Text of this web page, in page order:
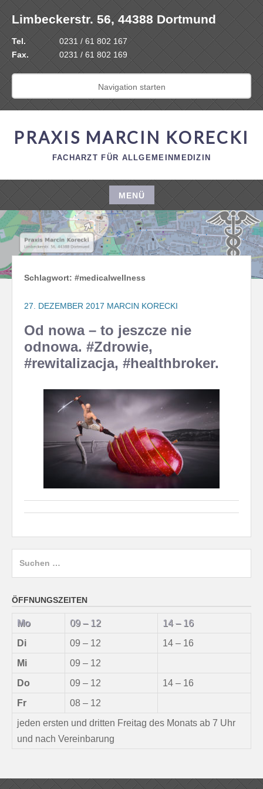
Zum
Inhalt
springen
Limbeckerstr. 56, 44388 Dortmund
Tel.
0231 / 61 802 167
Fax.
0231 / 61 802 169
Navigation starten
PRAXIS MARCIN KORECKI
FACHARZT FÜR ALLGEMEINMEDIZIN
MENÜ
Zum
Inhalt
springen
Schlagwort: #medicalwellness
27. DEZEMBER 2017 MARCIN KORECKI
Od nowa – to jeszcze nie
odnowa. #Zdrowie,
#rewitalizacja, #healthbroker.
ÖFFNUNGSZEITEN
Mo 09 – 12
14 – 16
Di
09 – 12
14 – 16
Mi
09 – 12
Do
09 – 12
14 – 16
Fr
08 – 12
jeden ersten und dritten Freitag des Monats ab 7 Uhr
und nach Vereinbarung